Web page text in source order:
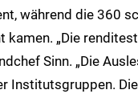
während die 360
„Die
Sinn. „Die
Institutsgruppen.